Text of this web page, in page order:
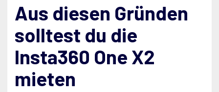
Aus diesen Gründen
solltest du die
Insta360 One X2
mieten